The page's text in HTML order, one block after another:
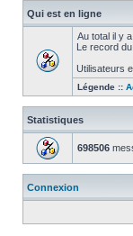
Qui est en ligne
Au total il y a
Le record
Utilisateurs
Légende ::
Statistiques
698506
Connexion